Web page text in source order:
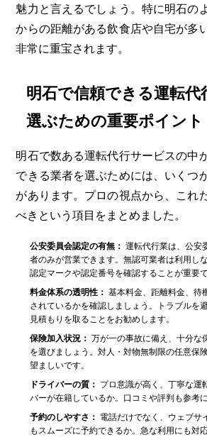
魅力と言えるでしょう。特に明石の
からの距離がある飲食店や自宅が多
非常に重宝されます。
明石で信頼できる運転代
選ぶための重要ポイント
明石で数ある運転代行サービスの中
できる業者を選ぶためには、いくつ
があります。プロの視点から、これ
べきという項目をまとめました。
公安委員会認定の有無： 運転代行業は、公安
者のみが営業できます。無認可業者は利用し
認定マークや認定番号を確認することが重要で
料金体系の透明性： 基本料金、距離料金、待
されているかを確認しましょう。トラブルを
見積もりを取ることをお勧めします。
保険加入状況： 万が一の事故に備え、十分な
を選びましょう。対人・対物無制限の任意保
望ましいです。
ドライバーの質： プロ意識が高く、丁寧な運
バーが在籍しているか。口コミや評判も参考
予約のしやすさ： 電話だけでなく、ウェブサ
もスムーズに予約できるか。急な利用にも対